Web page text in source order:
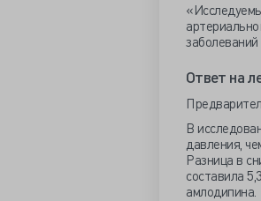
Ответ на
В
давления,
Разница в
составила
амлодипина.